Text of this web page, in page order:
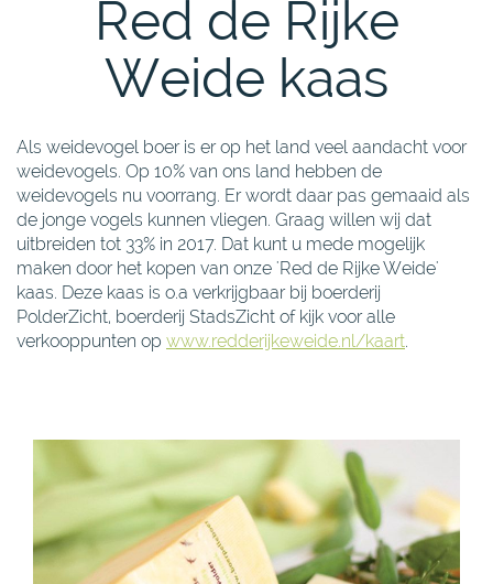
Red de Rijke
Weide kaas
Als weidevogel boer is er op het land veel aandacht voor
weidevogels. Op 10% van ons land hebben de
weidevogels nu voorrang. Er wordt daar pas gemaaid als
de jonge vogels kunnen vliegen. Graag willen wij dat
uitbreiden tot 33% in 2017. Dat kunt u mede mogelijk
maken door het kopen van onze 'Red de Rijke Weide'
kaas. Deze kaas is o.a verkrijgbaar bij boerderij
PolderZicht, boerderij StadsZicht of kijk voor alle
verkooppunten op www.redderijkeweide.nl/kaart.